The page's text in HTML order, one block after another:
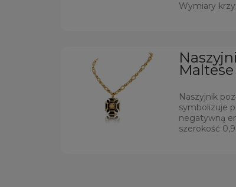
Wymiary
Maltese
Naszyjnik
symbolizuje
negatywną
szerokość